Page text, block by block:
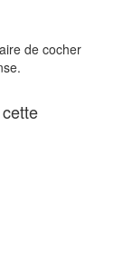
de cocher